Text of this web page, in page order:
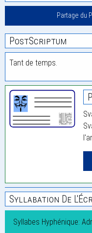
Partage du
PostScriptum
Tant de temps.
Syllabation De
Syllabes Hyphénique: